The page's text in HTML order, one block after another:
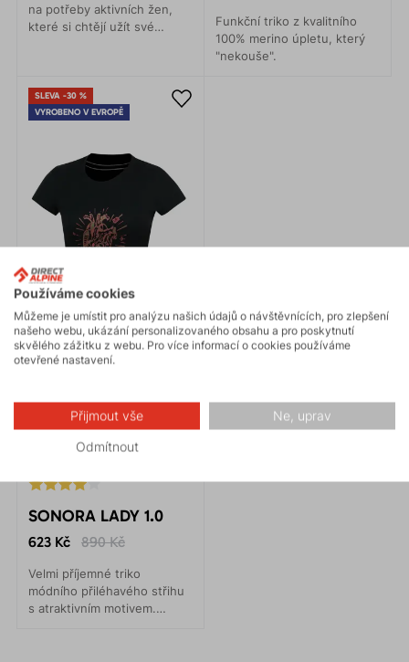
na potřeby aktivních žen,
které si chtějí užít své
Funkční triko z kvalitního
100% merino úpletu, který
"nekouše".
SLEVA -30 %
VYROBENO V EVROPĚ
SONORA LADY 1.0
623 Kč 890 Kč
Velmi příjemné triko
módního přiléhavého střihu
s atraktivním motivem.
Používáme cookies
Můžeme je umístit pro analýzu našich údajů o návštěvnících, pro zlepšení
našeho webu, ukázání personalizovaného obsahu a pro poskytnutí
skvělého zážitku z webu. Pro více informací o cookies používáme
otevřené nastavení.
Přijmout vše Ne, uprav
Odmítnout